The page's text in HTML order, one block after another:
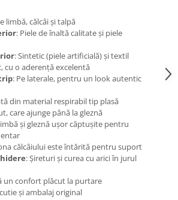
limbă, călcâi și talpă
: Piele de înaltă calitate și piele
: Sintetic (piele artificială) și textil
cu o aderență excelentă
: Pe laterale, pentru un look autentic
din material respirabil tip plasă
care ajunge până la gleznă
și gleznă ușor căptușite pentru
călcâiului este întărită pentru suport
: Șireturi și curea cu arici în jurul
un confort plăcut la purtare
și ambalaj original